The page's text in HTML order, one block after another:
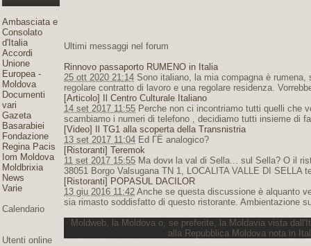
Ambasciata e
Consolato
d'Italia
Accordi
Unione
Europea -
Moldova
Documenti
vari
Gazeta
Basarabiei
Fondazione
Regina Pacis
Iom Moldova
Moldbrixia
News
Varie
Calendario
Utenti online
Ultimi messaggi nel forum
Rinnovo passaporto RUMENO in Italia
25 ott 2020 21:14 Sono italiano, la mia compagna è
regolare contratto di lavoro e una regolare residenza.
[Articolo] Il Centro Culturale Italiano
14 set 2017 11:55 Perche non ci incontriamo tutti quelli che
scambiamo i numeri di telefono , decidiamo tutti insieme di
[Video] Il TG1 alla scoperta della Transnistria
13 set 2017 11:04 Ed ГЁ analogico?
[Ristoranti] Teremok
11 set 2017 15:55 Ma dovи la val di Sella... sul Sella? O il
38051 Borgo Valsugana TN 1, LOCALITA VALLE DI SELLA
[Ristoranti] POPASUL DACILOR
13 giu 2016 11:42 Anche se questa discussione è alquanto
sia rimasto soddisfatto di questo ristorante. Ambientazione
Moldweb, la Moldova o, se preferite, la Moldavia vista
alla Repubblica Moldova nota in